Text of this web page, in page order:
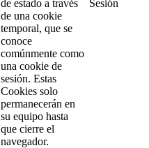
de estado a través
de una cookie
temporal, que se
conoce
comúnmente como
una cookie de
sesión. Estas
Cookies solo
permanecerán en
su equipo hasta
que cierre el
navegador.
Sesión